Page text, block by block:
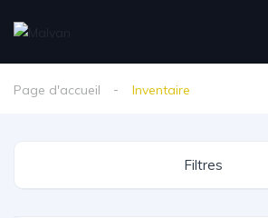
Page d'accueil Inventaire
Filtres